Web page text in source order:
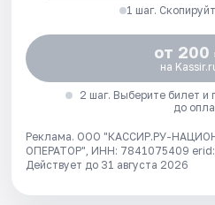
1 шаг.
от 200
на
2 шаг. Выберите билет и
до
Реклама. ООО "КАССИР.РУ-
ОПЕРАТОР", ИНН: 7841075409 erid:
Действует до 31 августа 2026